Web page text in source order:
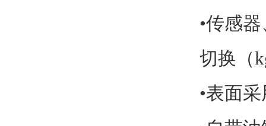
•传感
切换
•表面